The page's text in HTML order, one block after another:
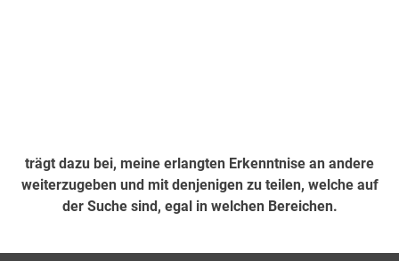
trägt dazu bei, meine erlangten Erkenntnise an andere
weiterzugeben und mit denjenigen zu teilen, welche auf
der Suche sind, egal in welchen Bereichen.